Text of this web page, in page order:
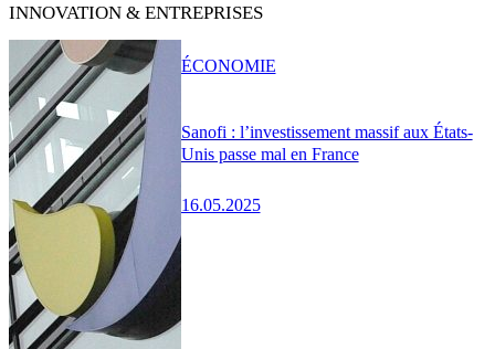
INNOVATION & ENTREPRISES
Sanofi : l’investissement massif aux États-
Unis passe mal en France
16.05.2025
ÉCONOMIE